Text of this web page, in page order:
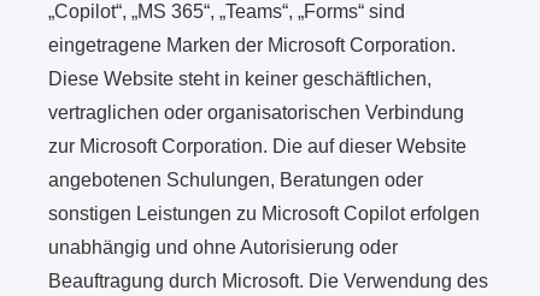
„Copilot“, „MS 365“, „Teams“, „Forms“ sind
eingetragene Marken der Microsoft Corporation.
Diese Website steht in keiner geschäftlichen,
vertraglichen oder organisatorischen Verbindung
zur Microsoft Corporation. Die auf dieser Website
angebotenen Schulungen, Beratungen oder
sonstigen Leistungen zu Microsoft Copilot erfolgen
unabhängig und ohne Autorisierung oder
Beauftragung durch Microsoft. Die Verwendung des